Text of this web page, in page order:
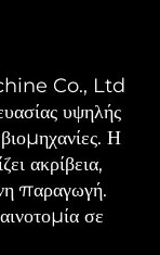
Co., Ltd
υψηλής
Η
ακρίβεια,
παραγωγή.
σε